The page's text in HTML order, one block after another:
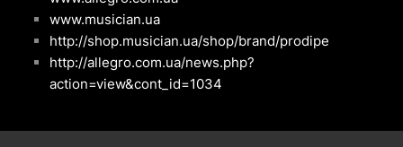
www.musician.ua
http://shop.musician.ua/shop/brand/prodipe
http://allegro.com.ua/news.php?
action=view&cont_id=1034